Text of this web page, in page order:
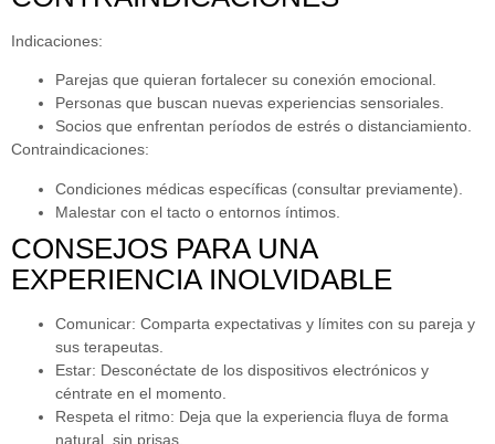
Indicaciones:
Parejas que quieran fortalecer su conexión emocional.
Personas que buscan nuevas experiencias sensoriales.
Socios que enfrentan períodos de estrés o distanciamiento.
Contraindicaciones:
Condiciones médicas específicas (consultar previamente).
Malestar con el tacto o entornos íntimos.
CONSEJOS PARA UNA
EXPERIENCIA INOLVIDABLE
Comunicar: Comparta expectativas y límites con su pareja y
sus terapeutas.
Estar: Desconéctate de los dispositivos electrónicos y
céntrate en el momento.
Respeta el ritmo: Deja que la experiencia fluya de forma
natural, sin prisas.